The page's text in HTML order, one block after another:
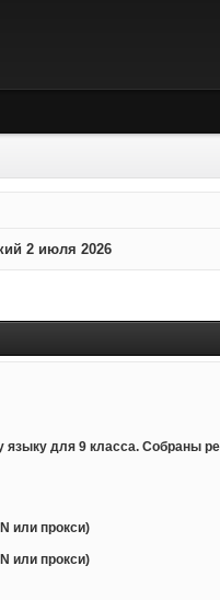
2 июля 2026
для 9 класса. Собраны
или прокси)
или прокси)